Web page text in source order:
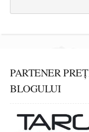
PARTENER
BLOGULUI